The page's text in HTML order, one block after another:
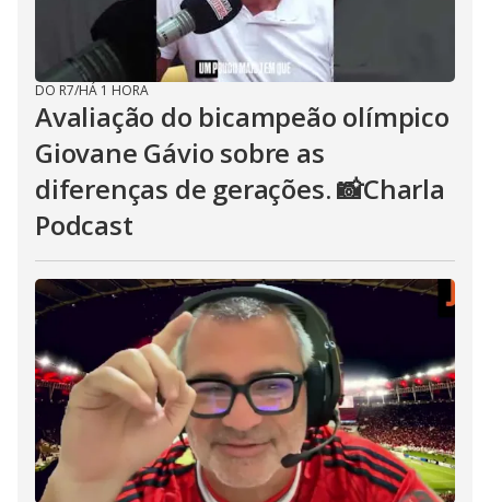
DO R7/HÁ 1 HORA
Avaliação do bicampeão olímpico
Giovane Gávio sobre as
diferenças de gerações. 📸Charla
Podcast